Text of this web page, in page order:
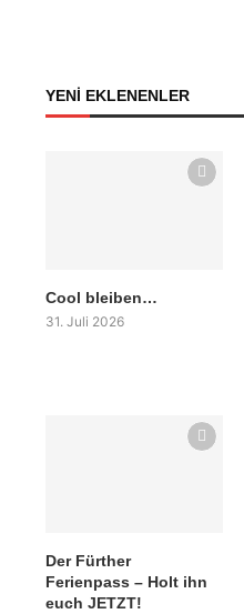
YENİ EKLENENLER
Cool bleiben…
31. Juli 2026
Der Fürther
Ferienpass – Holt ihn
euch JETZT!